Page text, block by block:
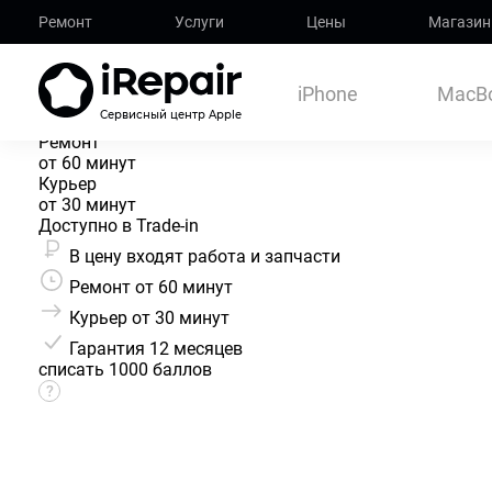
Ремонт Услуги Цены Магазин
Сервисный центр Apple
iPhone
Главная iPhone 16 iPhone 16 Pro
Замена передней камеры
Ремонт
от 60 минут
Курьер
от 30 минут
Доступно в Trade-in
В цену входят работа и запчасти
Ремонт от 60 минут
Курьер от 30 минут
Гарантия 12 месяцев
списать 1000 баллов